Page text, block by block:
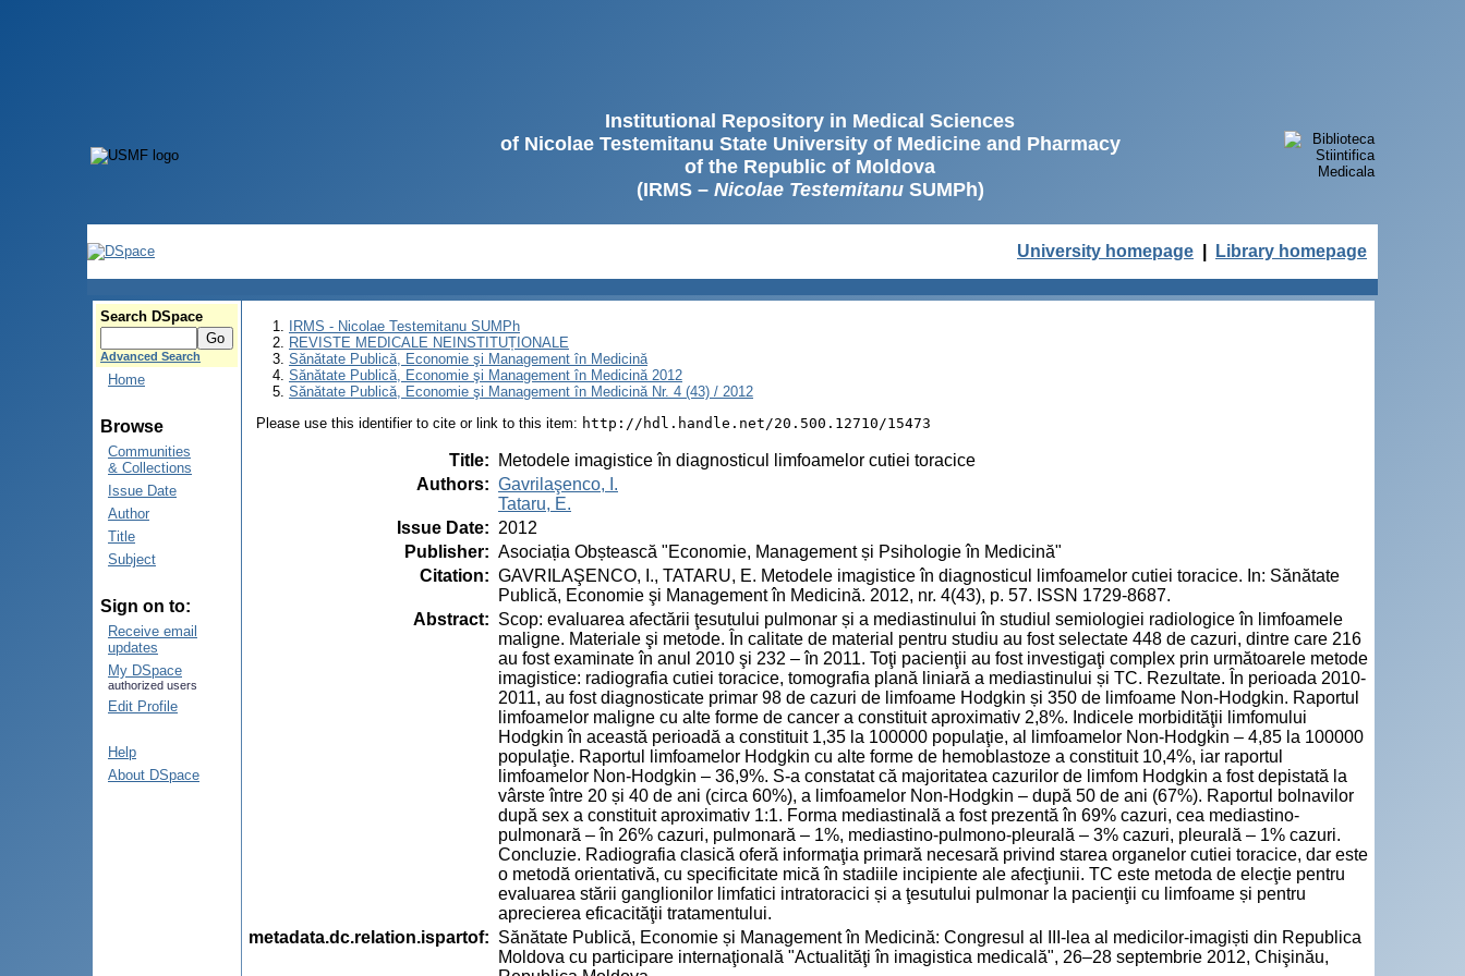
Institutional Repository in Medical Sciences
of Nicolae Testemitanu State University of Medicine and Pharmacy
of the Republic of Moldova
(IRMS – Nicolae TestemitanuSUMPh)
University homepage Library homepage
Search DSpace
Advanced Search
Home
Browse
Communities
& Collections
Issue Date
Author
Title
Subject
Sign on to:
Receive email
updates
My DSpace
authorized users
Edit Profile
Help
About DSpace
IRMS - Nicolae Testemitanu SUMPh
REVISTE MEDICALE NEINSTITUȚIONALE
Sănătate Publică, Economie şi Management în Medicină
Sănătate Publică, Economie şi Management în Medicină 2012
Sănătate Publică, Economie şi Management în Medicină Nr. 4 (43) / 2012
Please use this identifier to cite or link to this item: http://hdl.handle.net/20.500.12710/15473
Title:
Metodele imagistice în diagnosticul limfoamelor cutiei toracice
Authors: Gavrilaşenco, I.
Tataru, E.
Issue Date: 2012
Publisher: Asociația Obștească "Economie, Management și Psihologie în Medicină"
Citation: GAVRILAŞENCO, I., TATARU, E. Metodele imagistice în diagnosticul limfoamelor cutiei toracice. In: Sănătate
Publică, Economie şi Management în Medicină. 2012, nr. 4(43), p. 57. ISSN 1729-8687.
Abstract: Scop: evaluarea afectării ţesutului pulmonar și a mediastinului în studiul semiologiei radiologice în limfoamele
maligne. Materiale şi metode. În calitate de material pentru studiu au fost selectate 448 de cazuri, dintre care 216
au fost examinate în anul 2010 şi 232 – în 2011. Toţi pacienţii au fost investigaţi complex prin următoarele metode
imagistice: radiografia cutiei toracice, tomografia plană liniară a mediastinului și TC. Rezultate. În perioada 2010-
2011, au fost diagnosticate primar 98 de cazuri de limfoame Hodgkin și 350 de limfoame Non-Hodgkin. Raportul
limfoamelor maligne cu alte forme de cancer a constituit aproximativ 2,8%. Indicele morbidităţii limfomului
Hodgkin în această perioadă a constituit 1,35 la 100000 populaţie, al limfoamelor Non-Hodgkin – 4,85 la 100000
populaţie. Raportul limfoamelor Hodgkin cu alte forme de hemoblastoze a constituit 10,4%, iar raportul
limfoamelor Non-Hodgkin – 36,9%. S-a constatat că majoritatea cazurilor de limfom Hodgkin a fost depistată la
vârste între 20 și 40 de ani (circa 60%), a limfoamelor Non-Hodgkin – după 50 de ani (67%). Raportul bolnavilor
după sex a constituit aproximativ 1:1. Forma mediastinală a fost prezentă în 69% cazuri, cea mediastino-
pulmonară – în 26% cazuri, pulmonară – 1%, mediastino-pulmono-pleurală – 3% cazuri, pleurală – 1% cazuri.
Concluzie. Radiografia clasică oferă informaţia primară necesară privind starea organelor cutiei toracice, dar este
o metodă orientativă, cu specificitate mică în stadiile incipiente ale afecţiunii. TC este metoda de elecţie pentru
evaluarea stării ganglionilor limfatici intratoracici și a ţesutului pulmonar la pacienţii cu limfoame și pentru
aprecierea eficacităţii tratamentului.
metadata.dc.relation.ispartof: Sănătate Publică, Economie și Management în Medicină: Congresul al III-lea al medicilor-imagiști din Republica
Moldova cu participare internaţională "Actualităţi în imagistica medicală", 26–28 septembrie 2012, Chişinău,